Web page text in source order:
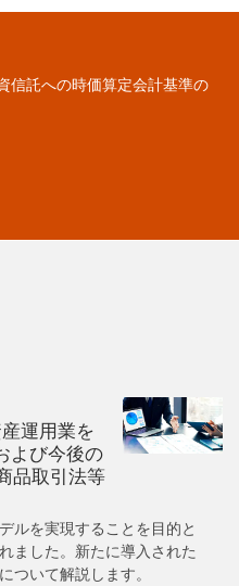
信託への時価算定会計基準の
運用業を
よび今後の
品取引法等
ルを実現することを目的と
ました。新たに導入された
ついて解説します。